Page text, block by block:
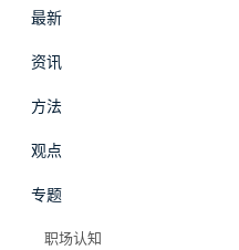
最新
资讯
方法
观点
专题
职场认知
数据工程
数据周刊｜2026
CDC、Grab